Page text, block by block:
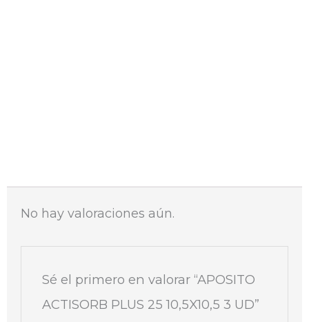
No hay valoraciones aún.
Sé el primero en valorar “APOSITO
ACTISORB PLUS 25 10,5X10,5 3 UD”